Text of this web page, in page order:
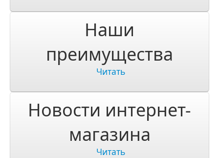
Доставка и оплата по России
Ответы на часто задаваемые вопросы
Наши
преимущества
Читать
Новости интернет-
магазина
Читать